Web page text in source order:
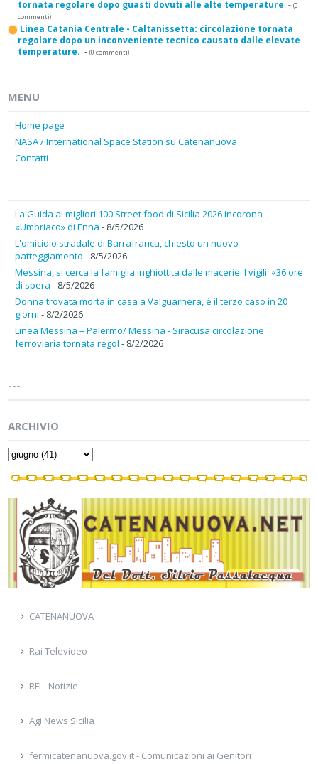
tornata regolare dopo guasti dovuti alle alte temperature - (0
commenti)
Linea Catania Centrale - Caltanissetta: circolazione tornata
regolare dopo un inconveniente tecnico causato dalle elevate
temperature. - (0 commenti)
MENU
Home page
NASA / International Space Station su Catenanuova
Contatti
La Guida ai migliori 100 Street food di Sicilia 2026 incorona
«Umbriaco» di Enna - 8/5/2026
L'omicidio stradale di Barrafranca, chiesto un nuovo
patteggiamento - 8/5/2026
Messina, si cerca la famiglia inghiottita dalle macerie. I vigili: «36 ore
di spera - 8/5/2026
Donna trovata morta in casa a Valguarnera, è il terzo caso in 20
giorni - 8/2/2026
Linea Messina – Palermo/ Messina - Siracusa circolazione
ferroviaria tornata regol - 8/2/2026
---
ARCHIVIO
CATENANUOVA
Rai Televideo
RFI - Notizie
Agi News Sicilia
fermicatenanuova.gov.it - Comunicazioni ai Genitori